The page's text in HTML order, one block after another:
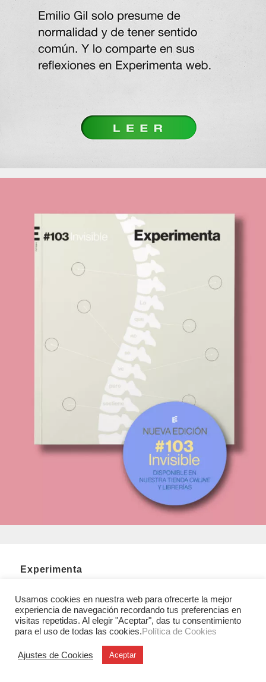
Experimenta
28906 Getafe (Madrid)
T. +34 91 6846116
Aviso legal
Usamos cookies en nuestra web para ofrecerte la mejor
experiencia de navegación recordando tus preferencias en
visitas repetidas. Al elegir "Aceptar", das tu consentimiento
para el uso de todas las cookies.Política de Cookies
Ajustes de Cookies Aceptar